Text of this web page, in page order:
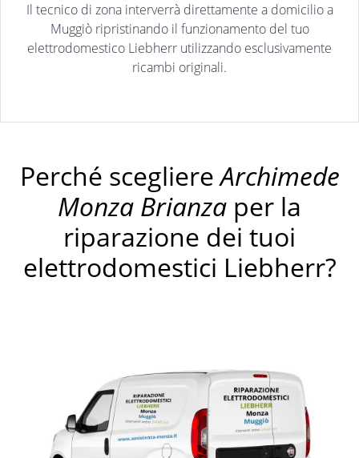
Il tecnico di zona interverrà direttamente a domicilio a
Muggiò ripristinando il funzionamento del tuo
elettrodomestico Liebherr utilizzando esclusivamente
ricambi originali.
Perché scegliereArchimede
Monza Brianza per la
riparazione dei tuoi
elettrodomestici Liebherr?